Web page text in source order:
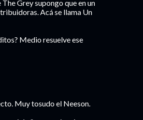
Grey supongo que en un
Acá se llama Un
Medio resuelve ese
Muy tosudo el Neeson.